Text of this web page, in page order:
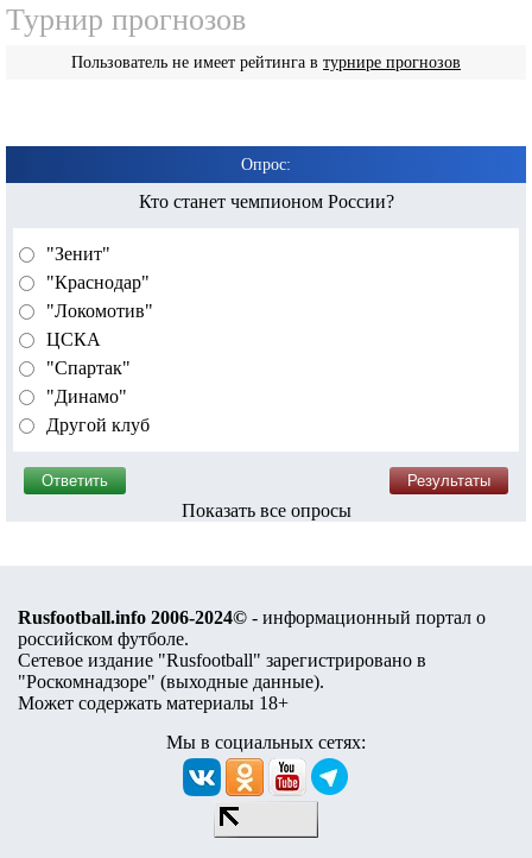
Турнир прогнозов
Пользователь не имеет рейтинга в турнире прогнозов
Опрос:
Кто станет чемпионом России?
"Зенит"
"Краснодар"
"Локомотив"
ЦСКА
"Спартак"
"Динамо"
Другой клуб
Показать все опросы
Rusfootball.info 2006-2024© - информационный портал о
российском футболе.
Сетевое издание "Rusfootball" зарегистрировано в
"Роскомнадзоре" (выходные данные).
Может содержать материалы 18+
Мы в социальных сетях: